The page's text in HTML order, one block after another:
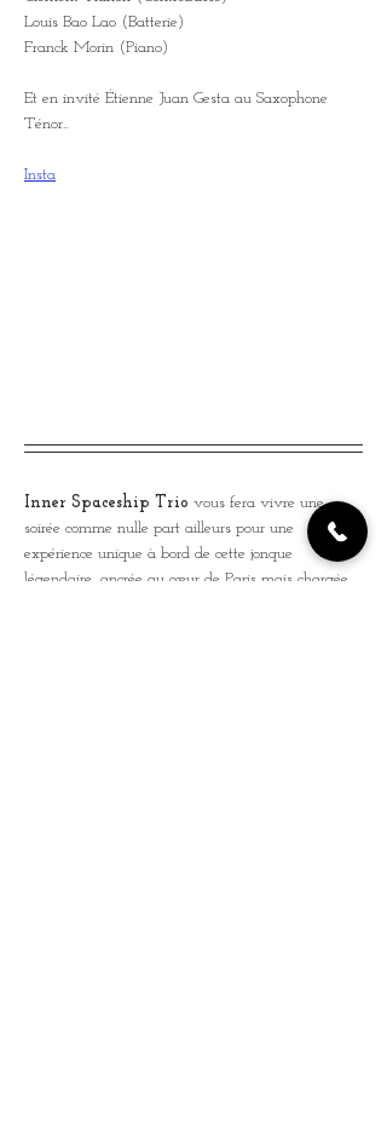
Louis Bao Lao (Batterie)
Franck Morin (Piano)
Et en invité Étienne Juan Gesta au Saxophone
Ténor..
Insta
Inner Spaceship Trio vous fera vivre une
soirée comme nulle part ailleurs pour une
expérience unique à bord de cette jonque
légendaire, ancrée au cœur de Paris mais chargée